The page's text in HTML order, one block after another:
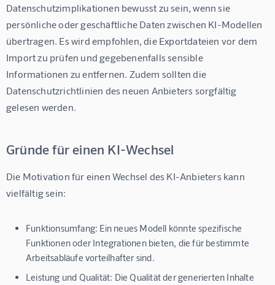
Datenschutzimplikationen bewusst zu sein, wenn sie
persönliche oder geschäftliche Daten zwischen KI-Modellen
übertragen. Es wird empfohlen, die Exportdateien vor dem
Import zu prüfen und gegebenenfalls sensible
Informationen zu entfernen. Zudem sollten die
Datenschutzrichtlinien des neuen Anbieters sorgfältig
gelesen werden.
Gründe für einen KI-Wechsel
Die Motivation für einen Wechsel des KI-Anbieters kann
vielfältig sein:
Funktionsumfang: Ein neues Modell könnte spezifische
Funktionen oder Integrationen bieten, die für bestimmte
Arbeitsabläufe vorteilhafter sind.
Leistung und Qualität: Die Qualität der generierten Inhalte